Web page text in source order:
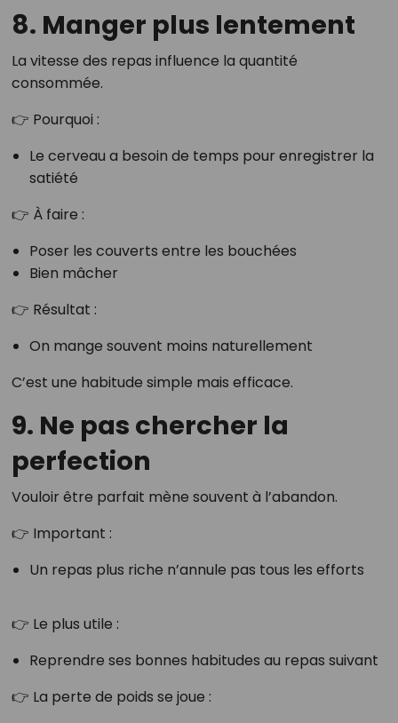
8. Manger plus lentement
La vitesse des repas influence la quantité
consommée.
👉 Pourquoi :
Le cerveau a besoin de temps pour enregistrer la
satiété
👉 À faire :
Poser les couverts entre les bouchées
Bien mâcher
👉 Résultat :
On mange souvent moins naturellement
C’est une habitude simple mais efficace.
9. Ne pas chercher la
perfection
Vouloir être parfait mène souvent à l’abandon.
👉 Important :
Un repas plus riche n’annule pas tous les efforts
👉 Le plus utile :
Reprendre ses bonnes habitudes au repas suivant
👉 La perte de poids se joue :